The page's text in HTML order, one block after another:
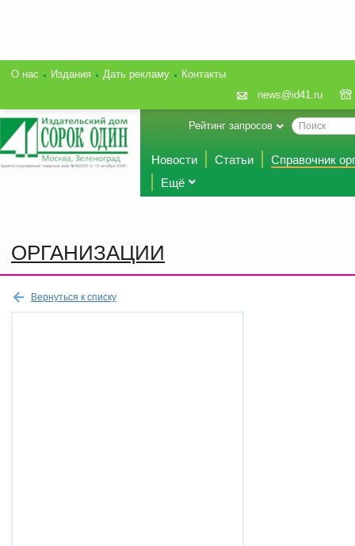
О нас Издания Дать рекламу
Контакты
news@id41.ru
Рейтинг запросов
Новости Статьи
Справочник
Ещё
ОРГАНИЗАЦИИ
Вернуться к списку